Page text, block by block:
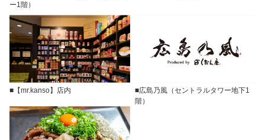
ー1階）
■【mr.kanso】店内
■広島乃風（セントラルタワー地下1
階）